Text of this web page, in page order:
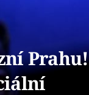
Prahu!